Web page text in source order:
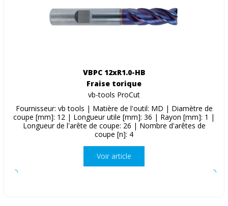
VBPC 12xR1.0-HB
Fraise torique
vb-tools ProCut
Fournisseur: vb tools | Matière de l'outil: MD | Diamètre de
coupe [mm]: 12 | Longueur utile [mm]: 36 | Rayon [mm]: 1 |
Longueur de l'arête de coupe: 26 | Nombre d'arêtes de
coupe [n]: 4
Voir article